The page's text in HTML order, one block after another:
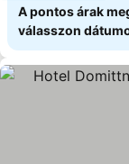
A pontos árak
válasszon